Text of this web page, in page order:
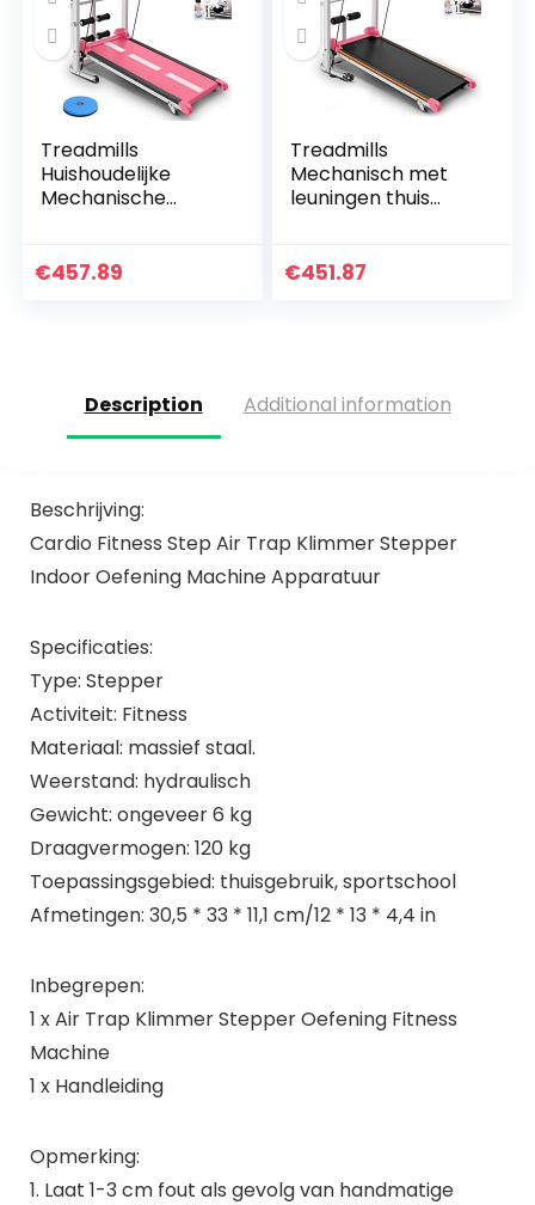
Treadmills
Huishoudelijke
Mechanische
Thuis Fitness
€457.89
Treadmills
Mechanisch met
leuningen thuis
sportuitrusting
€451.87
Description Additional information
Beschrijving:
Cardio Fitness Step Air Trap Klimmer Stepper
Indoor Oefening Machine Apparatuur
Specificaties:
Type: Stepper
Activiteit: Fitness
Materiaal: massief staal.
Weerstand: hydraulisch
Gewicht: ongeveer 6 kg
Draagvermogen: 120 kg
Toepassingsgebied: thuisgebruik, sportschool
Afmetingen: 30,5 * 33 * 11,1 cm/12 * 13 * 4,4 in
Inbegrepen:
1 x Air Trap Klimmer Stepper Oefening Fitness
Machine
1 x Handleiding
Opmerking:
1. Laat 1-3 cm fout als gevolg van handmatige